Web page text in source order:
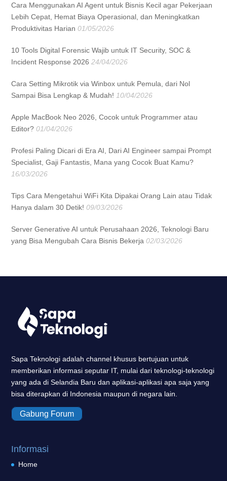
Cara Menggunakan AI Agent untuk Bisnis Kecil agar Pekerjaan
Lebih Cepat, Hemat Biaya Operasional, dan Meningkatkan
Produktivitas Harian 01/05/2026
10 Tools Digital Forensic Wajib untuk IT Security, SOC &
Incident Response 2026 24/04/2026
Cara Setting Mikrotik via Winbox untuk Pemula, dari Nol
Sampai Bisa Lengkap & Mudah! 10/04/2026
Apple MacBook Neo 2026, Cocok untuk Programmer atau
Editor? 01/04/2026
Profesi Paling Dicari di Era AI, Dari AI Engineer sampai Prompt
Specialist, Gaji Fantastis, Mana yang Cocok Buat Kamu?
16/03/2026
Tips Cara Mengetahui WiFi Kita Dipakai Orang Lain atau Tidak
Hanya dalam 30 Detik! 09/03/2026
Server Generative AI untuk Perusahaan 2026, Teknologi Baru
yang Bisa Mengubah Cara Bisnis Bekerja 02/03/2026
Sapa Teknologi adalah channel khusus bertujuan untuk
memberikan informasi seputar IT, mulai dari teknologi-teknologi
yang ada di Selandia Baru dan aplikasi-aplikasi apa saja yang
bisa diterapkan di Indonesia maupun di negara lain.
Gabung Forum
Informasi
Home